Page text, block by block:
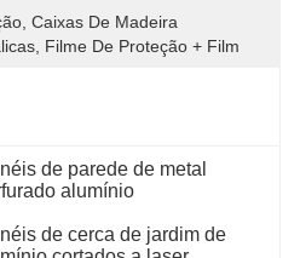
Caixas De Madeira
Filme De Proteção + Film
de parede de metal
alumínio
de cerca de jardim de